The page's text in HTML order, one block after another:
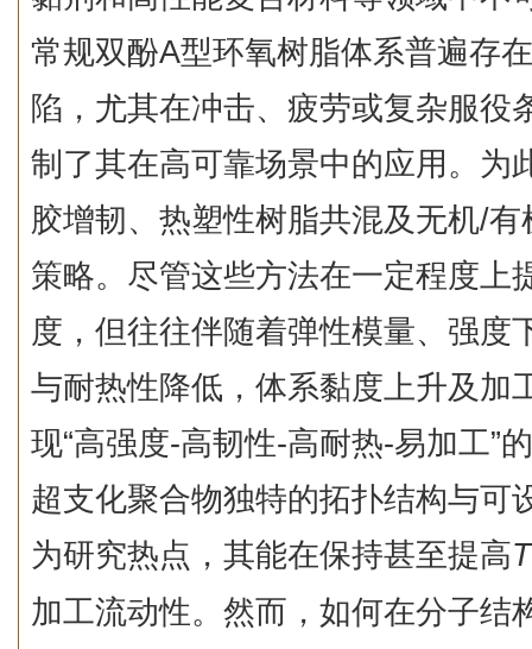
常规双酚A型环氧树脂体系普遍存
陷，尤其在冲击、疲劳或复杂服役
制了其在高可靠场景中的应用。为
胶增韧、热塑性树脂共混及无机/
策略。尽管这些方法在一定程度上
度，但往往伴随着弹性模量、强度
与耐热性降低，体系黏度上升及加
现“高强度‑高韧性‑高耐热‑易加工”
超支化聚合物独特的拓扑结构与可
为研究热点，其能在保持甚至提高T
加工流动性。然而，如何在分子结